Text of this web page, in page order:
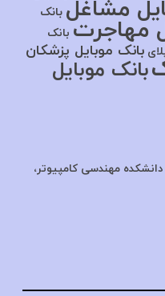
مشاغلبانک
مهاجرت بانک
بانک موبایل پزشکان
بانک موبایل
دانشکده مهندسی کامپیوتر،